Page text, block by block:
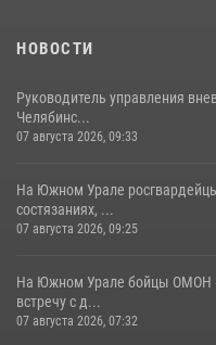
НОВОСТИ
Руководитель управления
Челябинс...
07 августа 2026, 09:33
На Южном Урале
состязаниях, ...
07 августа 2026, 09:25
На Южном Урале бойцы ОМОН
встречу с д...
07 августа 2026, 07:32